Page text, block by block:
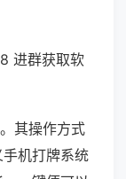
进群获取软
其操作方式
机打牌系统